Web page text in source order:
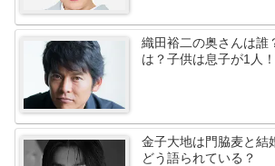
織田裕二の奥さんは誰
は？子供は息子が1人！
金子大地は門脇麦と結
どう語られている？